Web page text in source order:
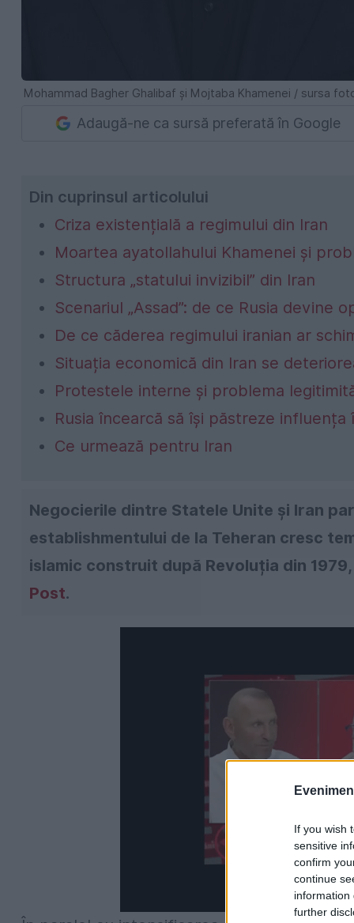
If you wish
sensitive
confirm
continue
information
further
Mohammad Bagher Ghalibaf și Mojtaba Khamenei / sursa
Adaugă-ne ca sursă preferată în Google
Din cuprinsul articolului
Criza existențială a regimului din Iran
Moartea ayatollahului Khamenei și
Structura „statului invizibil” din Iran
Scenariul „Assad”: de ce Rusia devine
De ce căderea regimului iranian ar
Situația economică din Iran se
Protestele interne și problema
Rusia încearcă să își păstreze influența
Ce urmează pentru Iran
Negocierile dintre Statele Unite și Iran
establishmentului de la Teheran cresc
islamic construit după Revoluția din
Post.